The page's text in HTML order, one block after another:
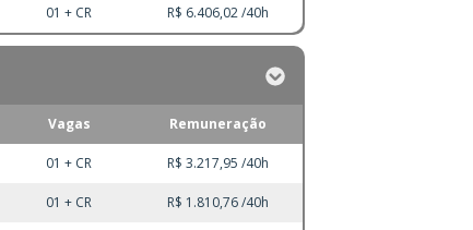
01 + CR R$ 6.406,02 /40h
Vagas Remuneração
01 + CR R$ 3.217,95 /40h
01 + CR R$ 1.810,76 /40h